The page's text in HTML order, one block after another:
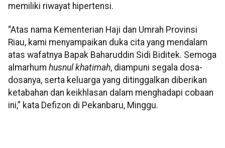
memiliki riwayat hipertensi.
“Atas nama Kementerian Haji dan Umrah Provinsi
Riau, kami menyampaikan duka cita yang mendalam
atas wafatnya Bapak Baharuddin Sidi Biditek. Semoga
almarhum husnul khatimah, diampuni segala dosa-
dosanya, serta keluarga yang ditinggalkan diberikan
ketabahan dan keikhlasan dalam menghadapi cobaan
ini,” kata Defizon di Pekanbaru, Minggu.